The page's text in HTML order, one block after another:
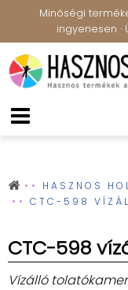
Minőségi
ingyenesen
HASZNOS
CTC-598
CTC-598
Vízálló